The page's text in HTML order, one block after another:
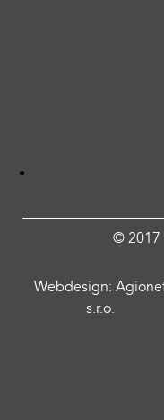
© 2017
Webdesign:
s.r.o.